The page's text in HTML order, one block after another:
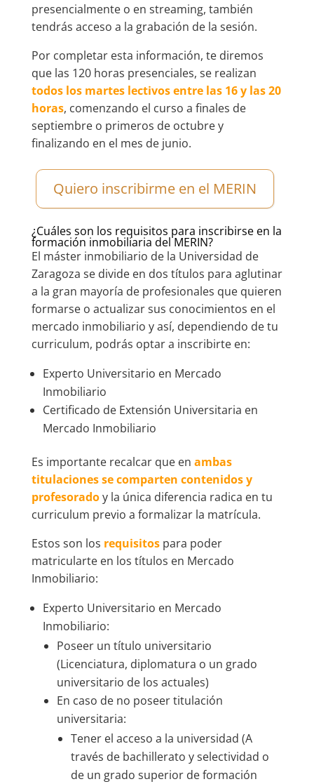
presencialmente o en streaming, también
tendrás acceso a la grabación de la sesión.
Por completar esta información, te diremos
que las 120 horas presenciales, se realizan
todos los martes lectivos entre las 16 y las 20
horas, comenzando el curso a finales de
septiembre o primeros de octubre y
finalizando en el mes de junio.
Quiero inscribirme en el MERIN
¿Cuáles son los requisitos para inscribirse en la
formación inmobiliaria del MERIN?
El máster inmobiliario de la Universidad de
Zaragoza se divide en dos títulos para aglutinar
a la gran mayoría de profesionales que quieren
formarse o actualizar sus conocimientos en el
mercado inmobiliario y así, dependiendo de tu
curriculum, podrás optar a inscribirte en:
Experto Universitario en Mercado
Inmobiliario
Certificado de Extensión Universitaria en
Mercado Inmobiliario
Es importante recalcar que en ambas
titulaciones se comparten contenidos y
profesoradoy la única diferencia radica en tu
curriculum previo a formalizar la matrícula.
Estos son los requisitos para poder
matricularte en los títulos en Mercado
Inmobiliario:
Experto Universitario en Mercado
Inmobiliario:
Poseer un título universitario
(Licenciatura, diplomatura o un grado
universitario de los actuales)
En caso de no poseer titulación
universitaria:
Tener el acceso a la universidad (A
través de bachillerato y selectividad o
de un grado superior de formación